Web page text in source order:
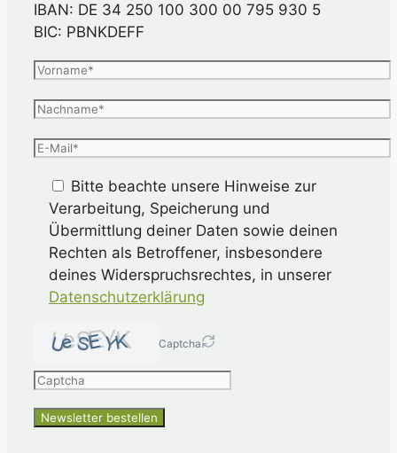
IBAN: DE 34 250 100 300 00 795 930 5
BIC: PBNKDEFF
Bitte beachte unsere Hinweise zur
Verarbeitung, Speicherung und
Übermittlung deiner Daten sowie deinen
Rechten als Betroffener, insbesondere
deines Widerspruchsrechtes, in unserer
Datenschutzerklärung
Captcha
Please
enter
characters